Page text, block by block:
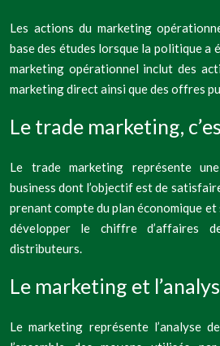
Les actions du marketing
base des études lorsque la politique a
marketing opérationnel inclut des
marketing direct ainsi que des offres
Le trade marketing,
Le trade marketing représente
business dont l’objectif est de
prenant compte du plan économique
développer le chiffre d’affaires
distributeurs.
Le marketing et
Le marketing représente l’analyse